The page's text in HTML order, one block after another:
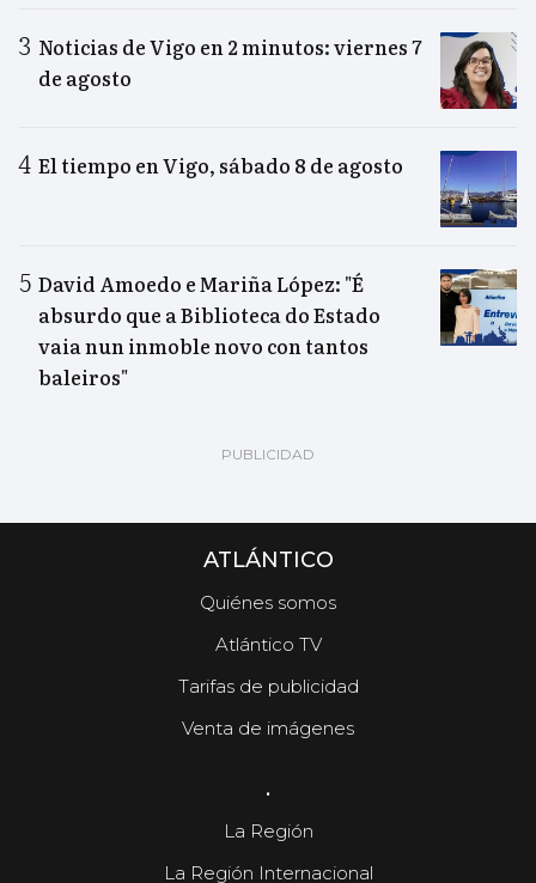
Noticias de Vigo en 2 minutos: viernes 7
de agosto
El tiempo en Vigo, sábado 8 de agosto
David Amoedo e Mariña López: "É
absurdo que a Biblioteca do Estado
vaia nun inmoble novo con tantos
baleiros"
ATLÁNTICO
Quiénes somos
Atlántico TV
Tarifas de publicidad
Venta de imágenes
.
La Región
La Región Internacional